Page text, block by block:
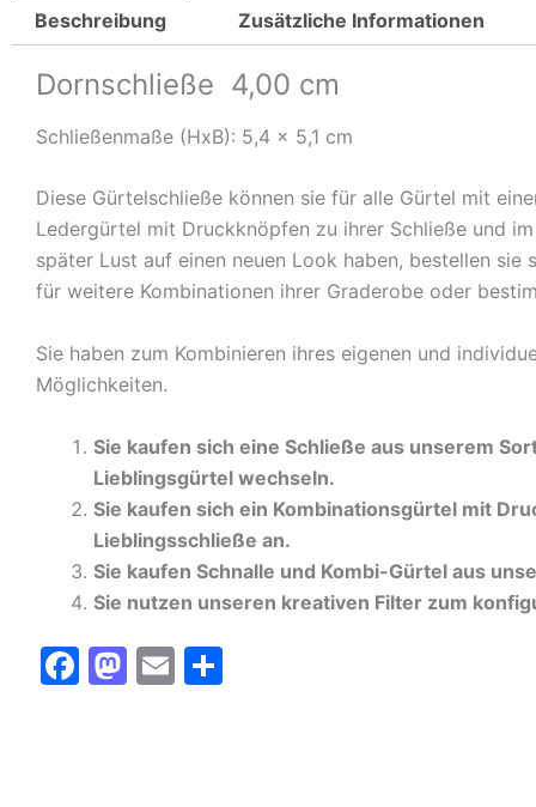
Beschreibung Zusätzliche Informationen
Dornschließe 4,00 cm
Schließenmaße (HxB): 5,4 x 5,1 cm
Diese Gürtelschließe können sie für alle Gürtel mit
Ledergürtel mit Druckknöpfen zu ihrer Schließe und
später Lust auf einen neuen Look haben, bestellen
für weitere Kombinationen ihrer Graderobe oder
Sie haben zum Kombinieren ihres eigenen und
Möglichkeiten.
Sie kaufen sich eine Schließe aus unserem
Lieblingsgürtel wechseln.
Sie kaufen sich ein Kombinationsgürtel mit
Lieblingsschließe an.
Sie kaufen Schnalle und Kombi-Gürtel aus
Sie nutzen unseren kreativen Filter zum
F
M E